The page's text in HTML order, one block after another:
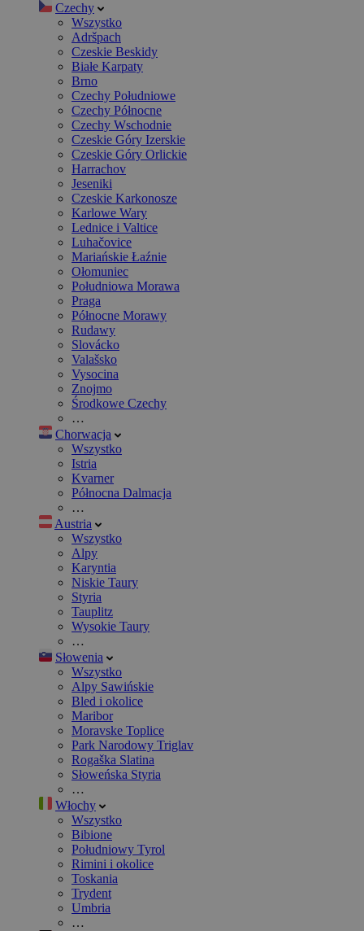
Czechy
Wszystko
Adršpach
Czeskie Beskidy
Białe Karpaty
Brno
Czechy Południowe
Czechy Północne
Czechy Wschodnie
Czeskie Góry Izerskie
Czeskie Góry Orlickie
Harrachov
Jeseniki
Czeskie Karkonosze
Karlowe Wary
Lednice i Valtice
Luhačovice
Mariańskie Łaźnie
Ołomuniec
Południowa Morawa
Praga
Północne Morawy
Rudawy
Slovácko
Valašsko
Vysocina
Znojmo
Środkowe Czechy
…
Chorwacja
Wszystko
Istria
Kvarner
Północna Dalmacja
…
Austria
Wszystko
Alpy
Karyntia
Niskie Taury
Styria
Tauplitz
Wysokie Taury
…
Słowenia
Wszystko
Alpy Sawińskie
Bled i okolice
Maribor
Moravske Toplice
Park Narodowy Triglav
Rogaška Slatina
Słoweńska Styria
…
Włochy
Wszystko
Bibione
Południowy Tyrol
Rimini i okolice
Toskania
Trydent
Umbria
…